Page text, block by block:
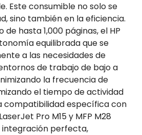
Este consumible no solo se
sino también en la eficiencia.
hasta 1,000 páginas, el HP
equilibrada que se
a las necesidades de
de trabajo de bajo a
la frecuencia de
el tiempo de actividad
compatibilidad específica con
Pro M15 y MFP M28
integración perfecta,